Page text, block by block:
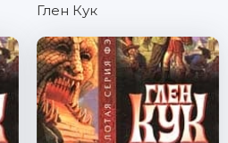
Глен Кук